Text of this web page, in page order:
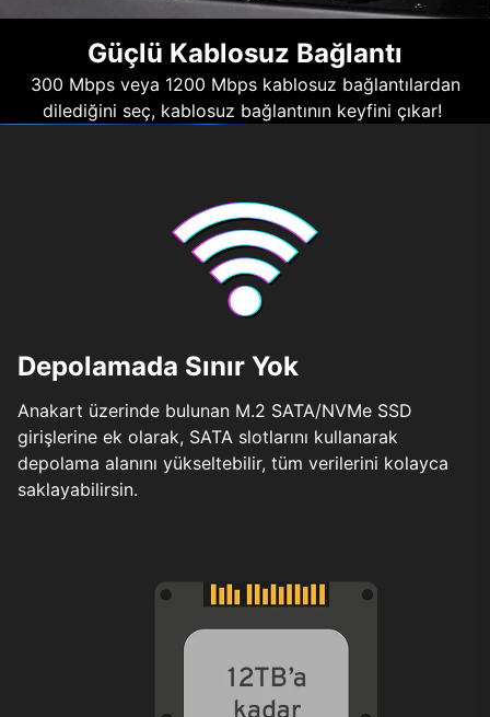
Güçlü Kablosuz Bağlantı
300 Mbps veya 1200 Mbps kablosuz bağlantılardan
dilediğini seç, kablosuz bağlantının keyfini çıkar!
Depolamada Sınır Yok
Anakart üzerinde bulunan M.2 SATA/NVMe SSD
girişlerine ek olarak, SATA slotlarını kullanarak
depolama alanını yükseltebilir, tüm verilerini kolayca
saklayabilirsin.